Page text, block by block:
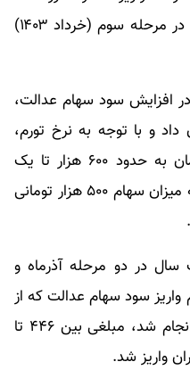
سود وارثات متوفیان و جاماندگان در مرحله سوم (خرداد ۱۴۰۳)
افزایش سود سهام عدالت،
و با توجه به نرخ تورم،
سود آن را از حدود ۷۰ هزار تومان به حدود ۶۰۰ هزار تا یک
میلیون و۲۰۰ هزار تومان، بسته به میزان سهام ۵۰۰ هزار تومانی
سال در دو مرحله آذرماه و
واریز سود سهام عدالت که از
تاریخ ۲۴ تا ۲۶ اسفند ماه ۱۴۰۲ انجام شد، مبلغی بین ۴۴۶ تا